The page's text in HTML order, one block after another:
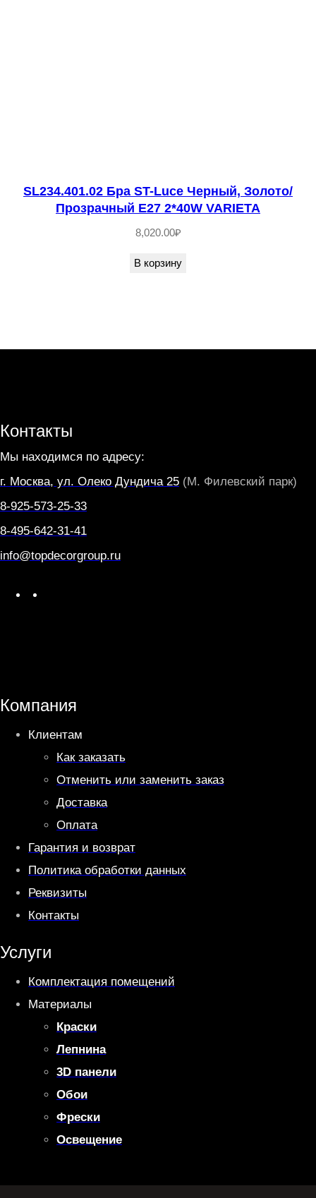
SL234.401.02 Бра ST-Luce Черный, Золото/
Прозрачный E27 2*40W VARIETA
8,020.00₽
В корзину
Контакты
Мы находимся по адресу:
г. Москва, ул. Олеко Дундича 25 (М. Филевский парк)
8-925-573-25-33
8-495-642-31-41
info@topdecorgroup.ru
p
p
a
m
Компания
Клиентам
Как заказать
Отменить или заменить заказ
Доставка
Оплата
Гарантия и возврат
Политика обработки данных
Реквизиты
Контакты
Услуги
Комплектация помещений
Материалы
Краски
Лепнина
3D панели
Обои
Фрески
Освещение